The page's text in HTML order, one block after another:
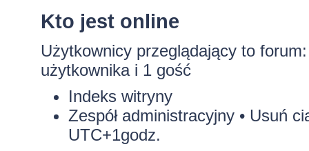
Kto jest online
Użytkownicy przeglądający to
użytkownika i 1 gość
Indeks witryny
Zespół administracyjny• Usuń
UTC+1godz.